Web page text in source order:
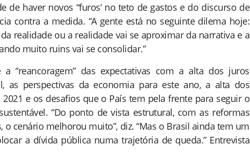
de haver novos “furos’ no teto de gastos e do discurso de
contra a medida. “A gente está no seguinte dilema hoje:
realidade ou a realidade vai se aproximar da narrativa e a
muito ruins vai se consolidar.”
“reancoragem” das expectativas com a alta dos juros
as perspectivas da economia para este ano, a alta dos
e os desafios que o País tem pela frente para seguir o
“Do ponto de vista estrutural, com as reformas
o cenário melhorou muito”, diz. “Mas o Brasil ainda tem um
a dívida pública numa trajetória de queda.” Entrevista